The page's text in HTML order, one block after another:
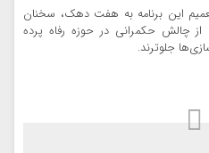
این برنامه به هفت دهک، سخنان
چالش حکمرانی در حوزه رفاه پرده
جلوترند.